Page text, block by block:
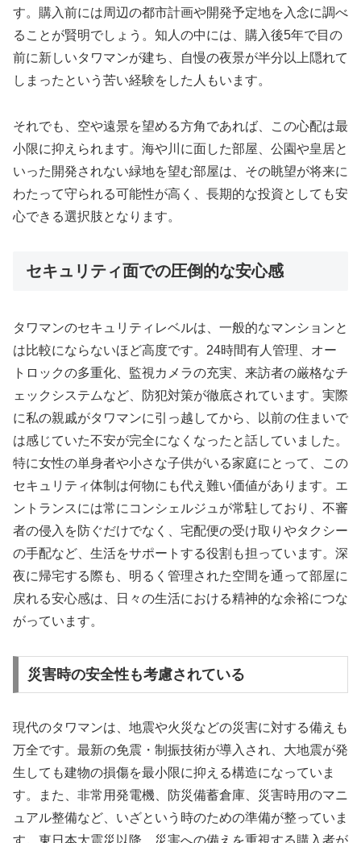
す。購入前には周辺の都市計画や開発予定地を入念に調べ
ることが賢明でしょう。知人の中には、購入後5年で目の
前に新しいタワマンが建ち、自慢の夜景が半分以上隠れて
しまったという苦い経験をした人もいます。
それでも、空や遠景を望める方角であれば、この心配は最
小限に抑えられます。海や川に面した部屋、公園や皇居と
いった開発されない緑地を望む部屋は、その眺望が将来に
わたって守られる可能性が高く、長期的な投資としても安
心できる選択肢となります。
セキュリティ面での圧倒的な安心感
タワマンのセキュリティレベルは、一般的なマンションと
は比較にならないほど高度です。24時間有人管理、オー
トロックの多重化、監視カメラの充実、来訪者の厳格なチ
ェックシステムなど、防犯対策が徹底されています。実際
に私の親戚がタワマンに引っ越してから、以前の住まいで
は感じていた不安が完全になくなったと話していました。
特に女性の単身者や小さな子供がいる家庭にとって、この
セキュリティ体制は何物にも代え難い価値があります。エ
ントランスには常にコンシェルジュが常駐しており、不審
者の侵入を防ぐだけでなく、宅配便の受け取りやタクシー
の手配など、生活をサポートする役割も担っています。深
夜に帰宅する際も、明るく管理された空間を通って部屋に
戻れる安心感は、日々の生活における精神的な余裕につな
がっています。
災害時の安全性も考慮されている
現代のタワマンは、地震や火災などの災害に対する備えも
万全です。最新の免震・制振技術が導入され、大地震が発
生しても建物の損傷を最小限に抑える構造になっていま
す。また、非常用発電機、防災備蓄倉庫、災害時用のマニ
ュアル整備など、いざという時のための準備が整っていま
す。東日本大震災以降、災害への備えを重視する購入者が